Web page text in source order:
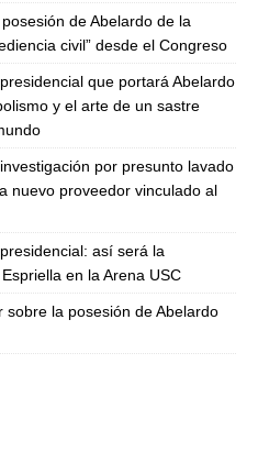
de Abelardo de la
civil” desde el Congreso
que portará Abelardo
y el arte de un sastre
por presunto lavado
nuevo proveedor vinculado al
así será la
en la Arena USC
la posesión de Abelardo